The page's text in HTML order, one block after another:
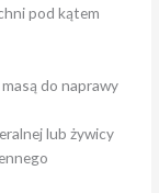
pod kątem
do naprawy
lub żywicy